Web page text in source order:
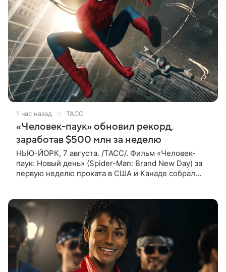
1 час назад ТАСС
«Человек-паук» обновил рекорд,
заработав $500 млн за неделю
НЬЮ-ЙОРК, 7 августа. /ТАСС/. Фильм «Человек-
паук: Новый день» (Spider-Man: Brand New Day) за
первую неделю проката в США и Канаде собрал